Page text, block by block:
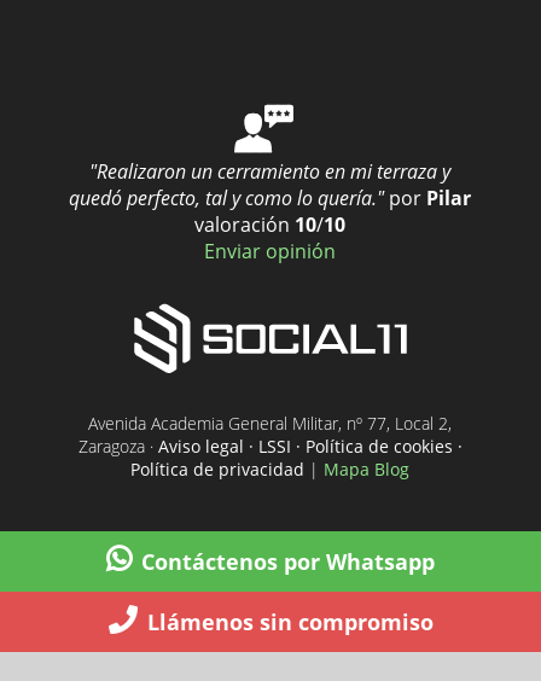
"Realizaron un cerramiento en mi terraza y
quedó perfecto, tal y como lo quería." por Pilar
valoración 10/10
Enviar opinión
Avenida Academia General Militar, nº 77, Local 2,
Zaragoza · Aviso legal · LSSI · Política de cookies ·
Política de privacidad | Mapa Blog
Contáctenos por Whatsapp
Llámenos sin compromiso